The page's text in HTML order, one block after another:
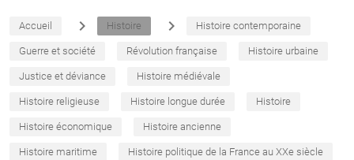
Accueil navigate_next Histoire navigate_next Histoire contemporaine
Guerre et société Révolution française Histoire urbaine
Justice et déviance Histoire médiévale
Histoire religieuse Histoire longue durée Histoire
Histoire économique Histoire ancienne
Histoire maritime Histoire politique de la France au XXe siècle